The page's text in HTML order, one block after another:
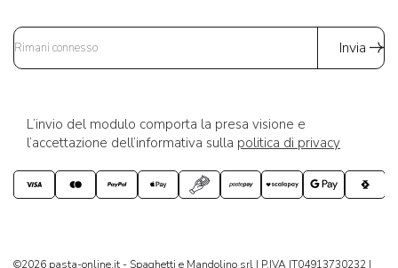
Invia
L’invio del modulo comporta la presa visione e
l’accettazione dell’informativa sulla politica di privacy
©2026 pasta-online.it - Spaghetti e Mandolino srl | P.IVA IT04913730232 |